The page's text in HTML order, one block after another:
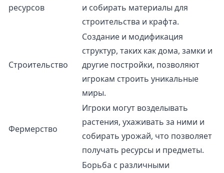
ресурсов
и собирать материалы для
строительства и крафта.
Строительство
Создание и модификация
структур, таких как дома, замки и
другие постройки, позволяют
игрокам строить уникальные
миры.
Фермерство
Игроки могут возделывать
растения, ухаживать за ними и
собирать урожай, что позволяет
получать ресурсы и предметы.
Борьба с различными